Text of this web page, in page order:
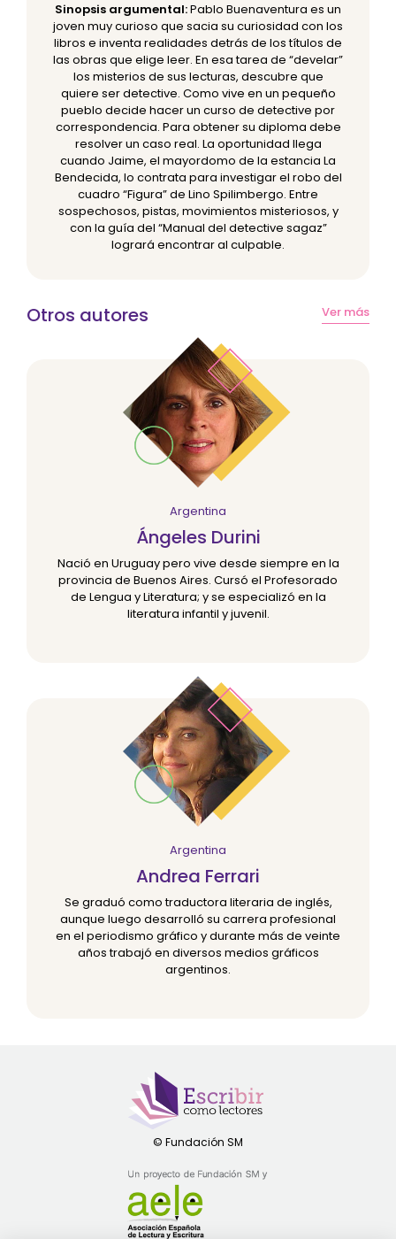
Sinopsis argumental:Pablo Buenaventura es un
joven muy curioso que sacia su curiosidad con los
libros e inventa realidades detrás de los títulos de
las obras que elige leer. En esa tarea de “develar”
los misterios de sus lecturas, descubre que
quiere ser detective. Como vive en un pequeño
pueblo decide hacer un curso de detective por
correspondencia. Para obtener su diploma debe
resolver un caso real. La oportunidad llega
cuando Jaime, el mayordomo de la estancia La
Bendecida, lo contrata para investigar el robo del
cuadro “Figura” de Lino Spilimbergo. Entre
sospechosos, pistas, movimientos misteriosos, y
con la guía del “Manual del detective sagaz”
logrará encontrar al culpable.
Otros autores Ver más
Argentina
Ángeles Durini
Nació en Uruguay pero vive desde siempre en la
provincia de Buenos Aires. Cursó el Profesorado
de Lengua y Literatura; y se especializó en la
literatura infantil y juvenil.
Argentina
Andrea Ferrari
Se graduó como traductora literaria de inglés,
aunque luego desarrolló su carrera profesional
en el periodismo gráfico y durante más de veinte
años trabajó en diversos medios gráficos
argentinos.